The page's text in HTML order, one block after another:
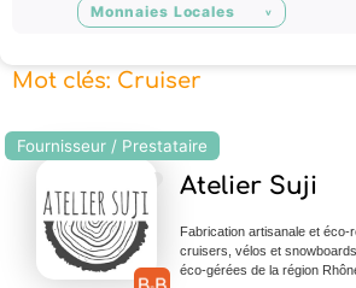
Monnaies Locales
Mot clés: Cruiser
Fournisseur / Prestataire
Atelier Suji
Fabrication artisanale et éco-
cruisers, vélos et
éco-gérées de la région